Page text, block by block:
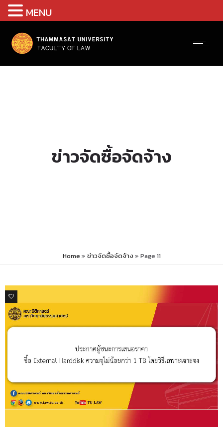
ข่าวจัดซื้อจัดจ้าง
Home» ข่าวจัดซื้อจัดจ้าง » Page 11
0
MENU